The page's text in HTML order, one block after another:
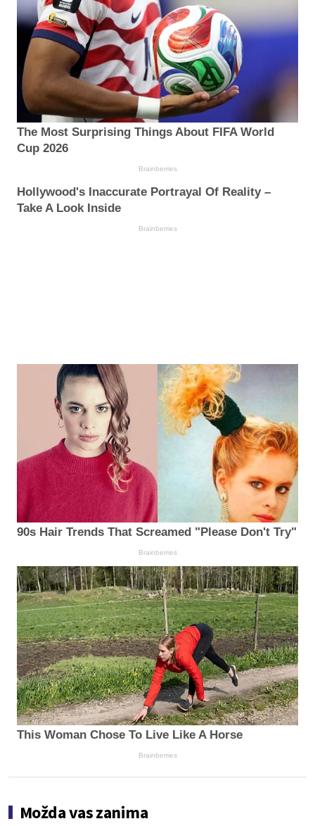
The Most Surprising Things About FIFA World
Cup 2026
Brainberries
Hollywood's Inaccurate Portrayal Of Reality –
Take A Look Inside
Brainberries
90s Hair Trends That Screamed "Please Don't Try"
Brainberries
This Woman Chose To Live Like A Horse
Brainberries
Možda vas zanima